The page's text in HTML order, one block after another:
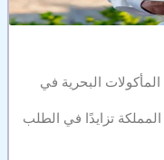
البحرية في
تزايدًا في الطلب